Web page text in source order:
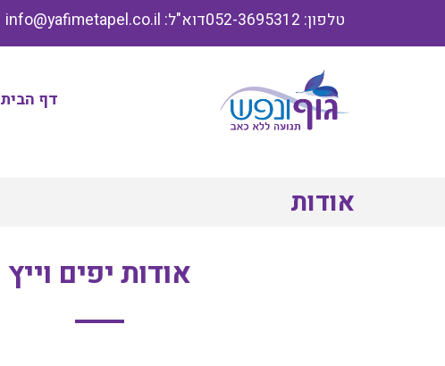
טלפון: 052-3695312 דוא"ל: info@yafimetapel.co.il
דף הבית
אודות
אודות יפים וייץ